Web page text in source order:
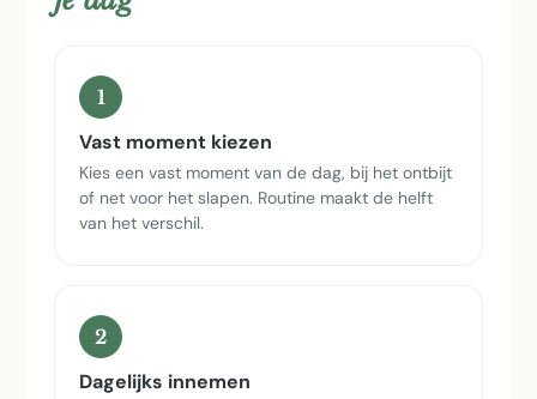
1
Vast moment kiezen
Kies een vast moment van de dag, bij het ontbijt
of net voor het slapen. Routine maakt de helft
van het verschil.
2
Dagelijks innemen